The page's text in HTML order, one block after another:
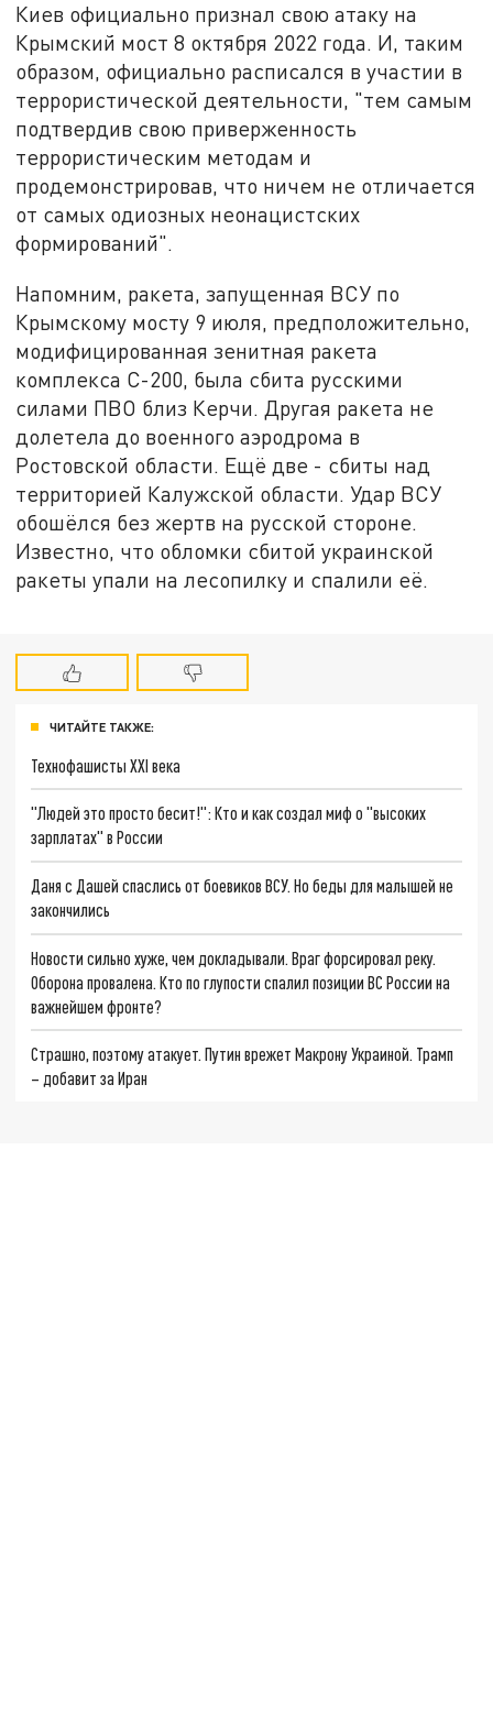
Киев официально признал свою атаку на
Крымский мост 8 октября 2022 года. И, таким
образом, официально расписался в участии в
террористической деятельности, "тем самым
подтвердив свою приверженность
террористическим методам и
продемонстрировав, что ничем не отличается
от самых одиозных неонацистских
формирований".
Напомним, ракета, запущенная ВСУ по
Крымскому мосту 9 июля, предположительно,
модифицированная зенитная ракета
комплекса С-200, была сбита русскими
силами ПВО близ Керчи. Другая ракета не
долетела до военного аэродрома в
Ростовской области. Ещё две - сбиты над
территорией Калужской области. Удар ВСУ
обошёлся без жертв на русской стороне.
Известно, что обломки сбитой украинской
ракеты упали на лесопилку и спалили её.
ЧИТАЙТЕ ТАКЖЕ:
Технофашисты XXI века
"Людей это просто бесит!": Кто и как создал миф о "высоких
зарплатах" в России
Даня с Дашей спаслись от боевиков ВСУ. Но беды для малышей не
закончились
Новости сильно хуже, чем докладывали. Враг форсировал реку.
Оборона провалена. Кто по глупости спалил позиции ВС России на
важнейшем фронте?
Страшно, поэтому атакует. Путин врежет Макрону Украиной. Трамп
– добавит за Иран